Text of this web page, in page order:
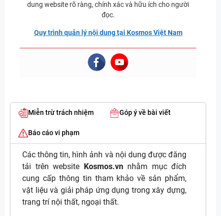
dung website rõ ràng, chính xác và hữu ích cho người
đọc.
Quy trình quản lý nội dung tại Kosmos Việt Nam
Miễn trừ trách nhiệm Góp ý về bài viết
Báo cáo vi phạm
Các thông tin, hình ảnh và nội dung được đăng
tải trên website Kosmos.vnnhằm mục đích
cung cấp thông tin tham khảo về sản phẩm,
vật liệu và giải pháp ứng dụng trong xây dựng,
trang trí nội thất, ngoại thất.